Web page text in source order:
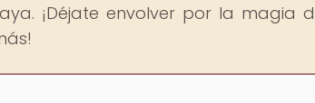
¡Déjate envolver por la